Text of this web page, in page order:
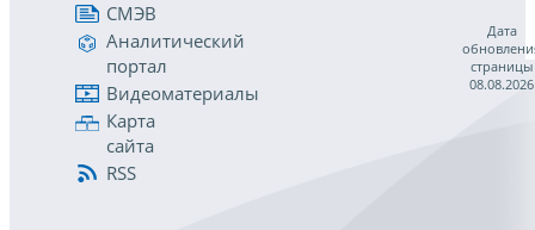
СМЭВ
Аналитический
портал
Видеоматериалы
Карта
сайта
RSS
Дата
страницы
08.08.2026